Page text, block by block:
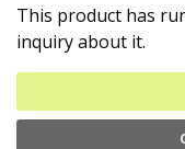
This product has
inquiry about it.